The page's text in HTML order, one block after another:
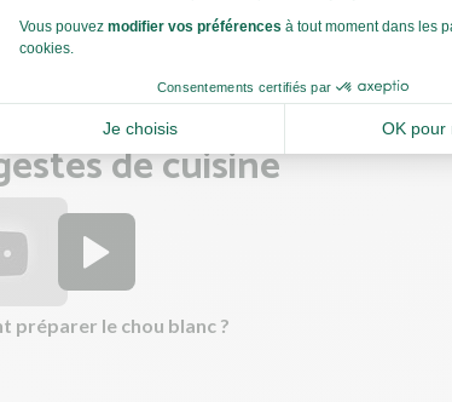
le tofu en entier et laissez-le mariner 20 min au
ce temps, faites cuire le riz.
Voir toute la recette
de cuisine
préparer le chou blanc ?